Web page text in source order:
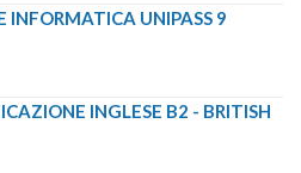
PREZZO
INFORMATICA UNIPASS 9
INGLESE B2 - BRITISH